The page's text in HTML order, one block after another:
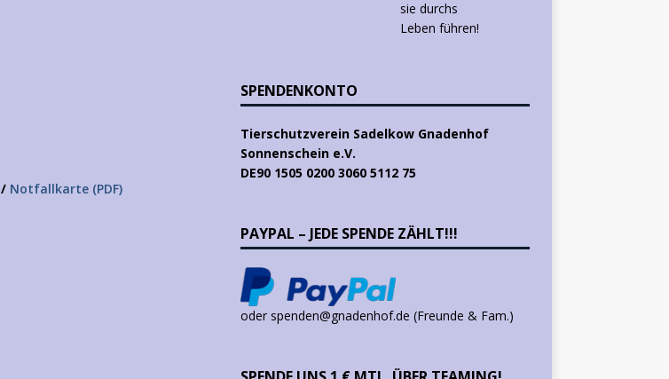
/ Notfallkarte (PDF)
SPENDENKONTO
Tierschutzverein Sadelkow Gnadenhof
Sonnenschein e.V.
DE90 1505 0200 3060 5112 75
PAYPAL – JEDE SPENDE ZÄHLT!!!
oder spenden@gnadenhof.de (Freunde & Fam.)